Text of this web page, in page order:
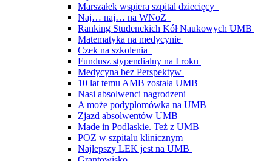
Marszałek wspiera szpital dziecięcy
Naj… naj… na WNoZ
Ranking Studenckich Kół Naukowych UMB
Matematyka na medycynie
Czek na szkolenia
Fundusz stypendialny na I roku
Medycyna bez Perspektyw
10 lat temu AMB została UMB
Nasi absolwenci nagrodzeni
A może podyplomówka na UMB
Zjazd absolwentów UMB
Made in Podlaskie. Też z UMB
POZ w szpitalu klinicznym
Najlepszy LEK jest na UMB